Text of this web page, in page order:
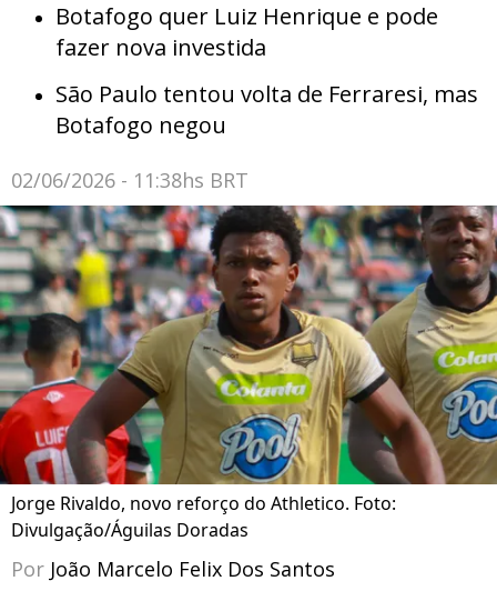
Botafogo quer Luiz Henrique e pode
fazer nova investida
São Paulo tentou volta de Ferraresi, mas
Botafogo negou
02/06/2026 - 11:38hs BRT
Jorge Rivaldo, novo reforço do Athletico. Foto:
Divulgação/Águilas Doradas
Por João Marcelo Felix Dos Santos